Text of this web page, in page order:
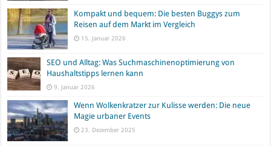
Kompakt und bequem: Die besten Buggys zum
Reisen auf dem Markt im Vergleich
15. Januar 2026
SEO und Alltag: Was Suchmaschinenoptimierung von
Haushaltstipps lernen kann
9. Januar 2026
Wenn Wolkenkratzer zur Kulisse werden: Die neue
Magie urbaner Events
23. Dezember 2025